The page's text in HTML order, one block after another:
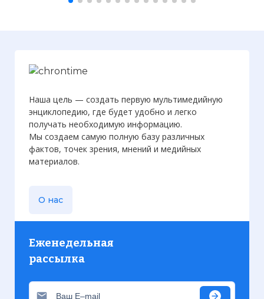
Наша цель — создать первую мультимедийную
энциклопедию, где будет удобно и легко
получать необходимую информацию.
Мы создаем самую полную базу различных
фактов, точек зрения, мнений и медийных
материалов.
О нас
Еженедельная
рассылка